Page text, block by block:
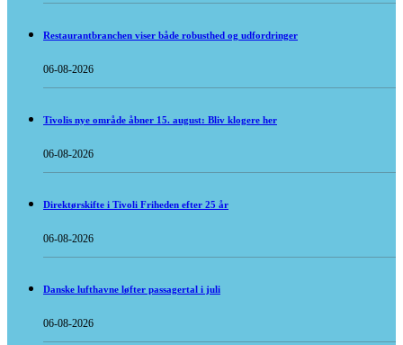
Restaurantbranchen viser både robusthed og udfordringer
06-08-2026
Tivolis nye område åbner 15. august: Bliv klogere her
06-08-2026
Direktørskifte i Tivoli Friheden efter 25 år
06-08-2026
Danske lufthavne løfter passagertal i juli
06-08-2026